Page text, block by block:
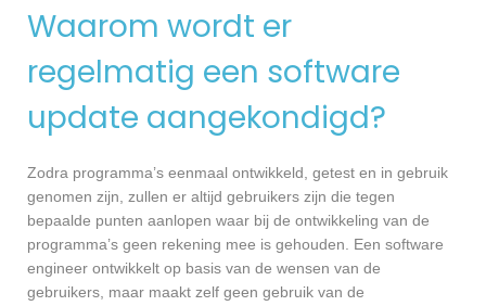
Waarom wordt er
regelmatig een software
update aangekondigd?
Zodra programma’s eenmaal ontwikkeld, getest en in gebruik
genomen zijn, zullen er altijd gebruikers zijn die tegen
bepaalde punten aanlopen waar bij de ontwikkeling van de
programma’s geen rekening mee is gehouden. Een software
engineer ontwikkelt op basis van de wensen van de
gebruikers, maar maakt zelf geen gebruik van de